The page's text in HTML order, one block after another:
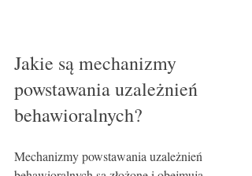
Jakie są mechanizmy
powstawania uzależnień
behawioralnych?
Mechanizmy powstawania uzależnień